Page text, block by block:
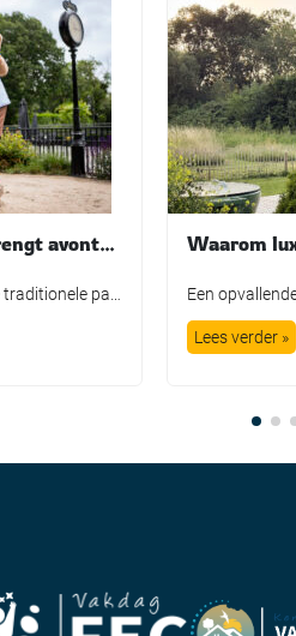
Nieuwe mascotte Tobi brengt avontuur en fantasie tot leven bij TopParken
Lees verder »